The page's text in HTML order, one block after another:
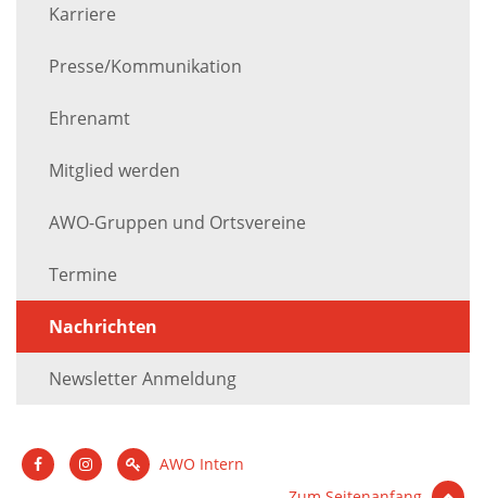
Karriere
Presse/Kommunikation
Ehrenamt
Mitglied werden
AWO-Gruppen und Ortsvereine
Termine
Nachrichten
Newsletter Anmeldung
AWO Intern